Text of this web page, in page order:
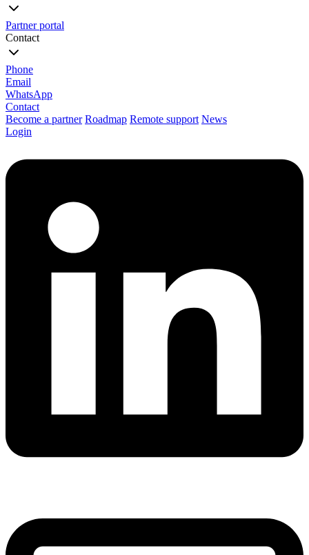
Partner portal
Contact
Phone
Email
WhatsApp
Contact
Become a partner Roadmap Remote support News
Login